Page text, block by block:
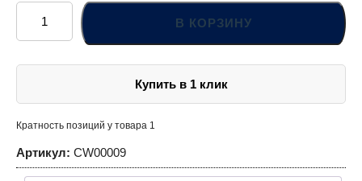
Количество
товара
CW00009
Ключ
комбинированный,
В КОРЗИНУ
Купить в 1 клик
Кратность позиций у товара 1
Артикул: CW00009